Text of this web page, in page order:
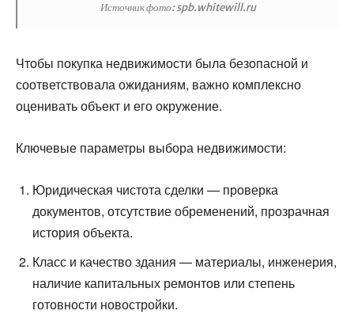
Источник фото: spb.whitewill.ru
Чтобы покупка недвижимости была безопасной и
соответствовала ожиданиям, важно комплексно
оценивать объект и его окружение.
Ключевые параметры выбора недвижимости:
Юридическая чистота сделки — проверка
документов, отсутствие обременений, прозрачная
история объекта.
Класс и качество здания — материалы, инженерия,
наличие капитальных ремонтов или степень
готовности новостройки.